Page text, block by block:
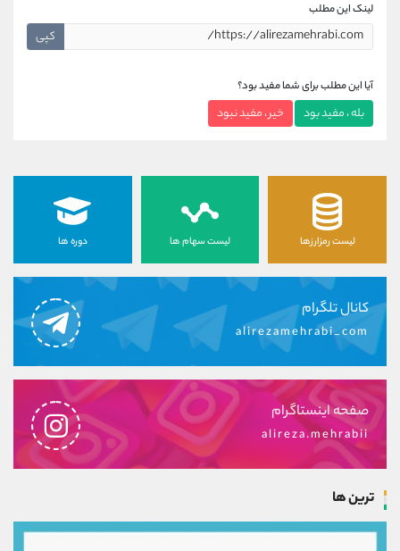
لینک این مطلب
کپی
آیا این مطلب برای شما مفید بود؟
بله ، مفید بود خیر ، مفید نبود
لیست رمزارزها لیست سهام ها دوره ها
کانال تلگرام
alirezamehrabi_com
صفحه اینستاگرام
alireza.mehrabii
ترین ها